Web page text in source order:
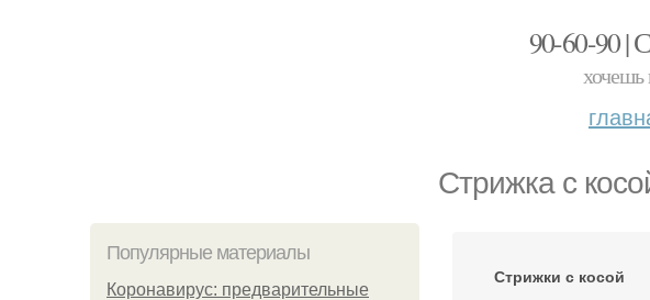
90-60-
хочешь
Стрижка с
Популярные материалы
Коронавирус: предварительные
Стрижки с косой